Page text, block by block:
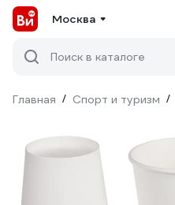
Москва
Поиск в каталоге
Главная / Спорт и туризм /